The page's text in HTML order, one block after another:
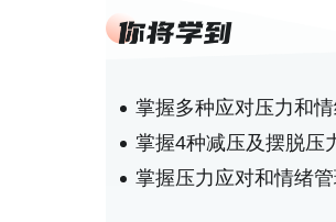
掌握多种应对压力和
掌握4种减压及摆脱压
掌握压力应对和情绪